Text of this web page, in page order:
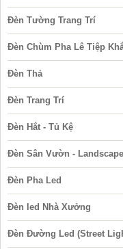
Đèn Tường Trang Trí
Đèn Chùm Pha Lê Tiệp
Đèn Thả
Đèn Trang Trí
Đèn Hắt - Tủ Kệ
Đèn Sân Vườn - Landscape
Đèn Pha Led
Đèn led Nhà Xưởng
Đèn Đường Led (Street